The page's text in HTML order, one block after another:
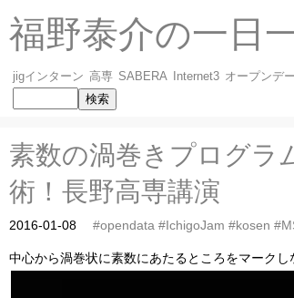
福野泰介の一日
jigインターン 高専 SABERA Internet3 オープンデ
素数の渦巻きプログラ
術！長野高専講演
2016-01-08 #opendata #IchigoJam #kosen
中心から渦巻状に素数にあたるところをマークし